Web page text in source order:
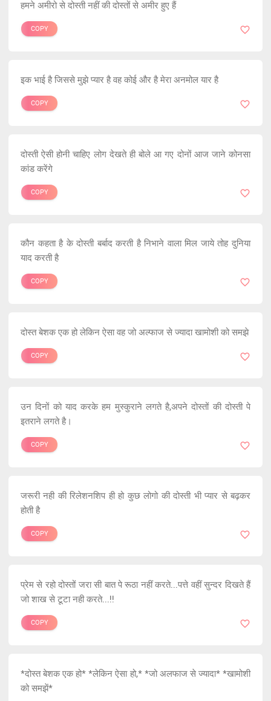
हमने अमीरो से दोस्ती नहीं की दोस्तों से अमीर हुए हैं
COPY
इक भाई है जिससे मुझे प्यार है वह कोई और है मेरा अनमोल यार है
COPY
दोस्ती ऐसी होनी चाहिए लोग देखते ही बोले आ गए दोनों आज जाने कोनसा
कांड करेंगे
COPY
कौन कहता है के दोस्ती बर्बाद करती है निभाने वाला मिल जाये तोह दुनिया
याद करती है
COPY
दोस्त बेशक एक हो लेकिन ऐसा वह जो अल्फाज से ज्यादा खामोशी को समझे
COPY
उन दिनों को याद करके हम मुस्कुराने लगते है,अपने दोस्तों की दोस्ती पे
इतराने लगते है।
COPY
जरूरी नही की रिलेशनशिप ही हो कुछ लोगो की दोस्ती भी प्यार से बढ़कर
होती है
COPY
प्रेम से रहो दोस्तों जरा सी बात पे रूठा नहीं करते...पत्ते वहीं सुन्दर दिखते हैं
जो शाख से टूटा नही करते...!!
COPY
*दोस्त बेशक एक हो* *लेकिन ऐसा हो,* *जो अलफाज से ज्यादा* *खामोशी
को समझें*